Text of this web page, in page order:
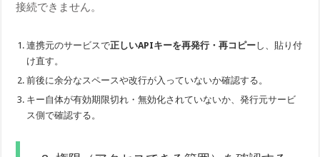
接続できません。
連携元のサービスで正しいAPIキーを再発行・再コピーし、貼り付
け直す。
前後に余分なスペースや改行が入っていないか確認する。
キー自体が有効期限切れ・無効化されていないか、発行元サービ
ス側で確認する。